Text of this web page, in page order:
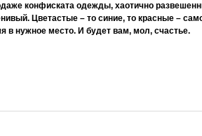
конфиската одежды, хаотично
Цветастые – то синие, то красные –
в нужное место. И будет вам, мол, счастье.